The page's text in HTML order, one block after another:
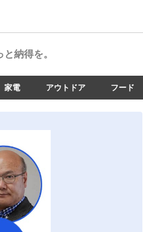
納得を。
家電 アウトドア フード